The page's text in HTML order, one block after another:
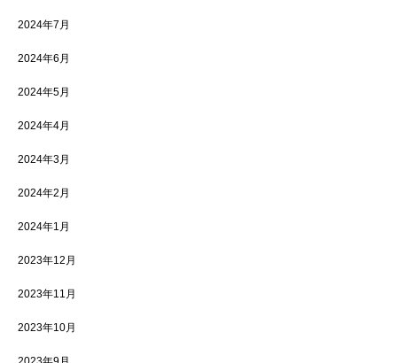
2024年7月
2024年6月
2024年5月
2024年4月
2024年3月
2024年2月
2024年1月
2023年12月
2023年11月
2023年10月